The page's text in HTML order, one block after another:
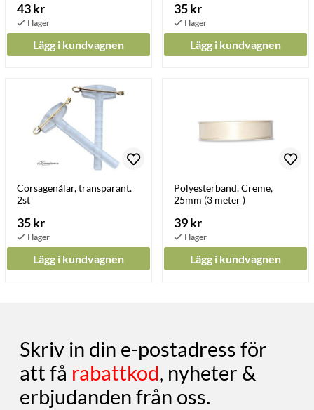
43 kr
Lägg i kundvagnen
35 kr
Lägg i kundvagnen
Corsagenålar, transparant.
2st
35 kr
Lägg i kundvagnen
Polyesterband, Creme,
25mm (3 meter )
39 kr
Lägg i kundvagnen
Skriv in din e-postadress för
att få rabattkod, nyheter &
erbjudanden från oss.